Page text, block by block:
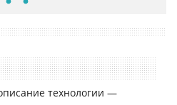
технологии —